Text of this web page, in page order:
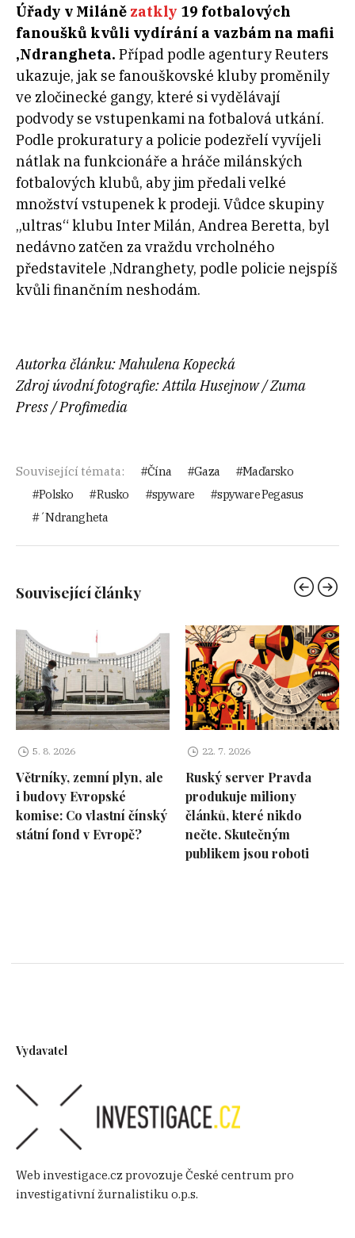
Úřady v Miláně zatkly 19 fotbalových
fanoušků kvůli vydírání a vazbám na mafii
‚Ndrangheta. Případ podle agentury Reuters
ukazuje, jak se fanouškovské kluby proměnily
ve zločinecké gangy, které si vydělávají
podvody se vstupenkami na fotbalová utkání.
Podle prokuratury a policie podezřelí vyvíjeli
nátlak na funkcionáře a hráče milánských
fotbalových klubů, aby jim předali velké
množství vstupenek k prodeji. Vůdce skupiny
„ultras“ klubu Inter Milán, Andrea Beretta, byl
nedávno zatčen za vraždu vrcholného
představitele ‚Ndranghety, podle policie nejspíš
kvůli finančním neshodám.
Autorka článku: Mahulena Kopecká
Zdroj úvodní fotografie: Attila Husejnow / Zuma
Press / Profimedia
Související témata: Čína Gaza
Maďarsko
Polsko
Rusko spyware
spyware Pegasus
´Ndrangheta
Související články
5. 8. 2026
Větrníky, zemní plyn, ale
i budovy Evropské
komise: Co vlastní čínský
státní fond v Evropě?
22. 7. 2026
Ruský server Pravda
produkuje miliony
článků, které nikdo
nečte. Skutečným
publikem jsou roboti
Vydavatel
Web investigace.cz provozuje České centrum pro
investigativní žurnalistiku o.p.s.